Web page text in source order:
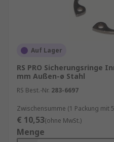
Sicherungsringe haben oft
einen vollständigen Kreis
Ausführung verleiht den
Federdruckwirkung. Nach
Federeffekt dafür, dass sie
oder rutschen. Viele
kleine Bohrung an beiden
den Ein- und Ausbau der
Normalerweise werden
Auf Lager
RS PRO Sicherungsringe
mm Außen-ø Stahl
RS Best.-Nr. 283-6697
Zwischensumme (1 Packung mit
€ 10,53(ohne MwSt.)
Menge